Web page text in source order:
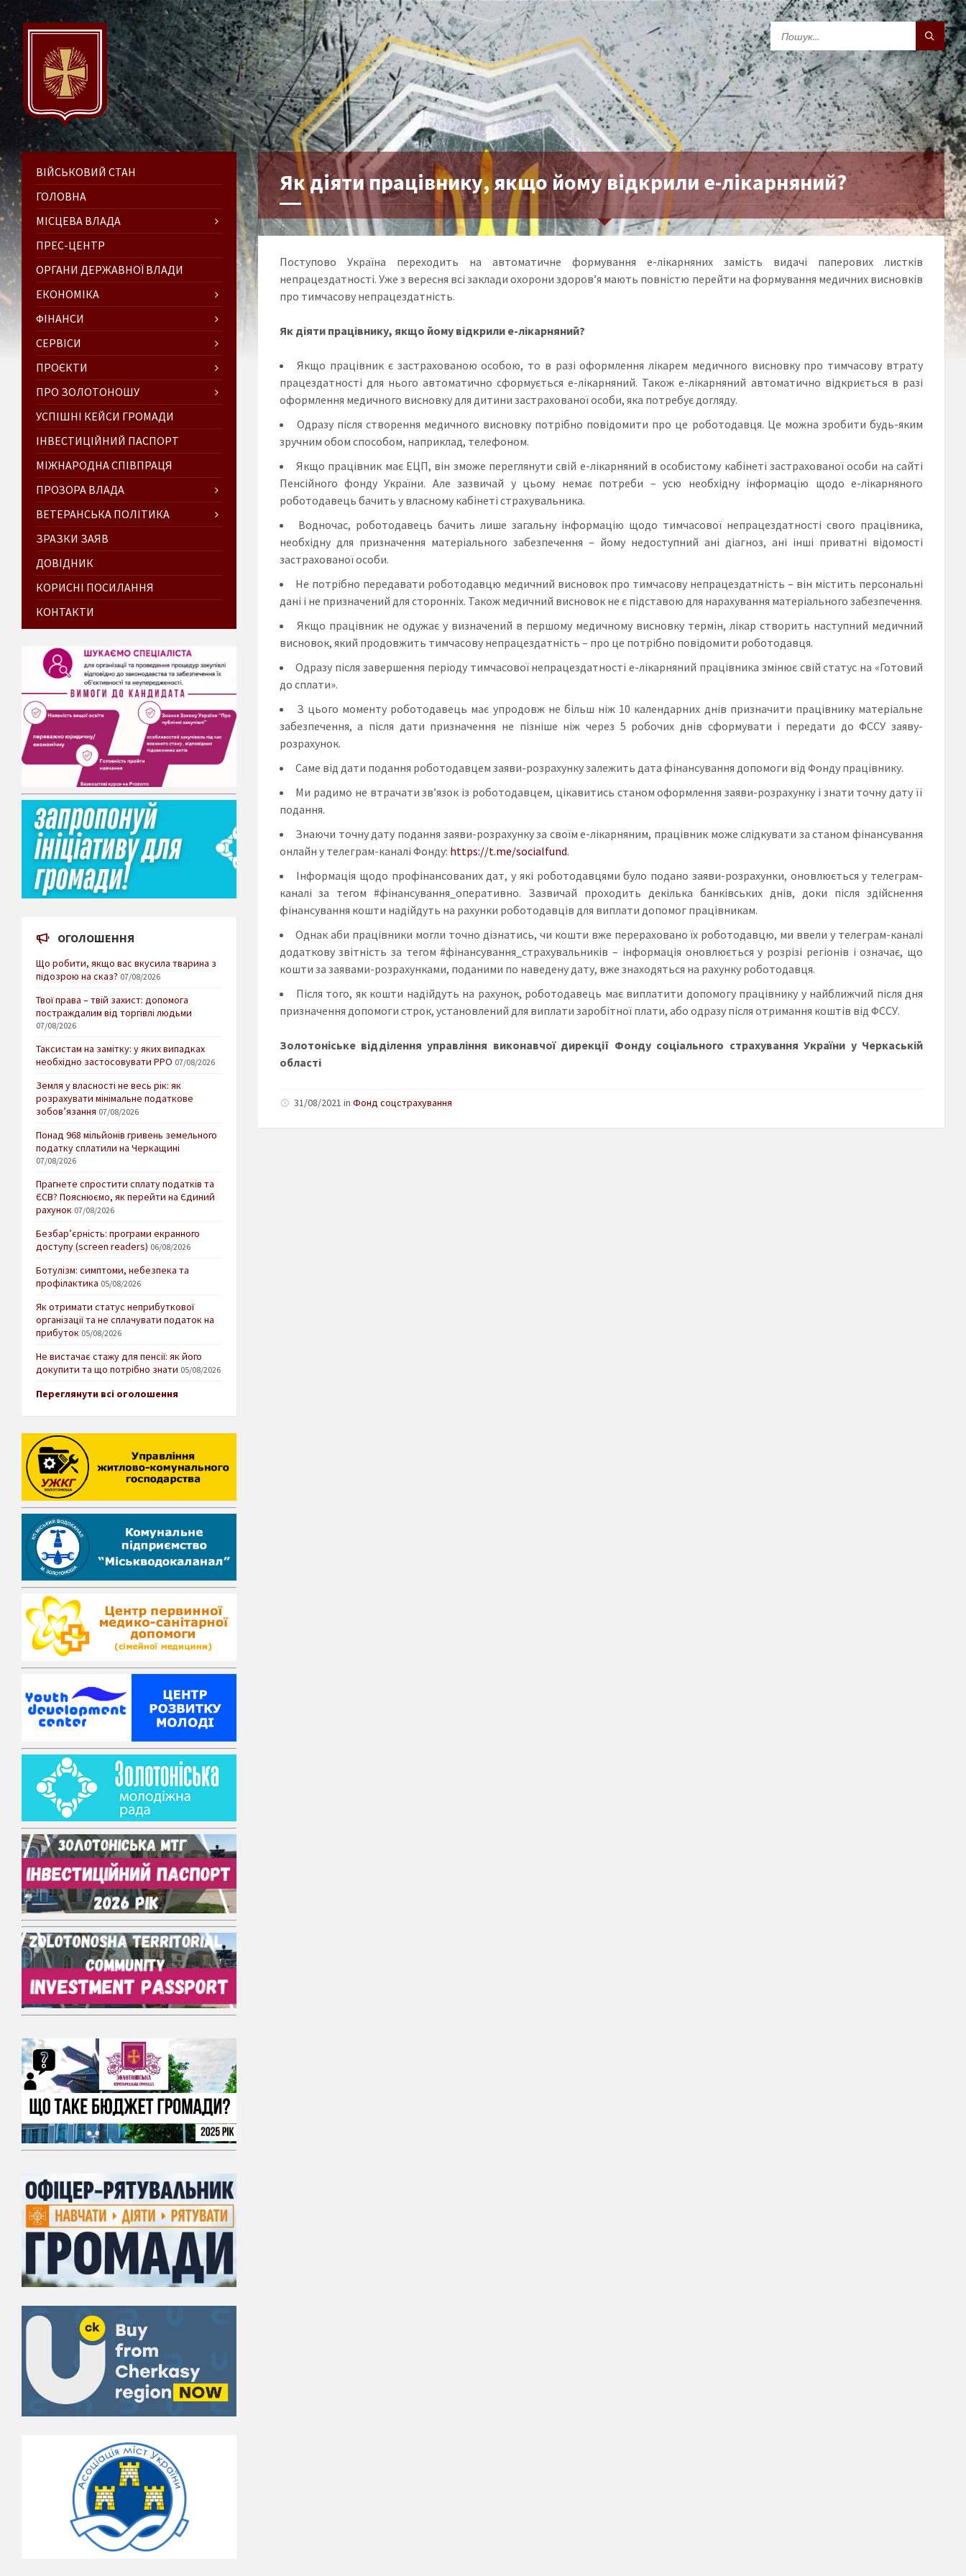
Як діяти працівнику, якщо йому відкрили е-лікарняний?
Поступово Україна переходить на автоматичне формування е-лікарняних замість видачі паперових листків
непрацездатності. Уже з вересня всі заклади охорони здоров’я мають повністю перейти на формування медичних висновків
про тимчасову непрацездатність.
Як діяти працівнику, якщо йому відкрили е-лікарняний?
Якщо працівник є застрахованою особою, то в разі оформлення лікарем медичного висновку про тимчасову втрату
працездатності для нього автоматично сформується е-лікарняний. Також е-лікарняний автоматично відкриється в разі
оформлення медичного висновку для дитини застрахованої особи, яка потребує догляду.
Одразу після створення медичного висновку потрібно повідомити про це роботодавця. Це можна зробити будь-яким
зручним обом способом, наприклад, телефоном.
Якщо працівник має ЕЦП, він зможе переглянути свій е-лікарняний в особистому кабінеті застрахованої особи на сайті
Пенсійного фонду України. Але зазвичай у цьому немає потреби – усю необхідну інформацію щодо е-лікарняного
роботодавець бачить у власному кабінеті страхувальника.
Водночас, роботодавець бачить лише загальну інформацію щодо тимчасової непрацездатності свого працівника,
необхідну для призначення матеріального забезпечення – йому недоступний ані діагноз, ані інші приватні відомості
застрахованої особи.
Не потрібно передавати роботодавцю медичний висновок про тимчасову непрацездатність – він містить персональні
дані і не призначений для сторонніх. Також медичний висновок не є підставою для нарахування матеріального забезпечення.
Якщо працівник не одужає у визначений в першому медичному висновку термін, лікар створить наступний медичний
висновок, який продовжить тимчасову непрацездатність – про це потрібно повідомити роботодавця.
Одразу після завершення періоду тимчасової непрацездатності е-лікарняний працівника змінює свій статус на «Готовий
до сплати».
З цього моменту роботодавець має упродовж не більш ніж 10 календарних днів призначити працівнику матеріальне
забезпечення, а після дати призначення не пізніше ніж через 5 робочих днів сформувати і передати до ФССУ заяву-
розрахунок.
Саме від дати подання роботодавцем заяви-розрахунку залежить дата фінансування допомоги від Фонду працівнику.
Ми радимо не втрачати зв’язок із роботодавцем, цікавитись станом оформлення заяви-розрахунку і знати точну дату її
подання.
Знаючи точну дату подання заяви-розрахунку за своїм е-лікарняним, працівник може слідкувати за станом фінансування
онлайн у телеграм-каналі Фонду: https://t.me/socialfund.
Інформація щодо профінансованих дат, у які роботодавцями було подано заяви-розрахунки, оновлюється у телеграм-
каналі за тегом #фінансування_оперативно. Зазвичай проходить декілька банківських днів, доки після здійснення
фінансування кошти надійдуть на рахунки роботодавців для виплати допомог працівникам.
Однак аби працівники могли точно дізнатись, чи кошти вже перераховано їх роботодавцю, ми ввели у телеграм-каналі
додаткову звітність за тегом #фінансування_страхувальників – інформація оновлюється у розрізі регіонів і означає, що
кошти за заявами-розрахунками, поданими по наведену дату, вже знаходяться на рахунку роботодавця.
Після того, як кошти надійдуть на рахунок, роботодавець має виплатити допомогу працівнику у найближчий після дня
призначення допомоги строк, установлений для виплати заробітної плати, або одразу після отримання коштів від ФССУ.
Золотоніське відділення управління виконавчої дирекції Фонду соціального страхування України у Черкаській
області
31/08/2021 in Фонд соцстрахування
ВІЙСЬКОВИЙ СТАН
ГОЛОВНА
МІСЦЕВА ВЛАДА
ПРЕС-ЦЕНТР
ОРГАНИ ДЕРЖАВНОЇ ВЛАДИ
ЕКОНОМІКА
ФІНАНСИ
СЕРВІСИ
ПРОЄКТИ
ПРО ЗОЛОТОНОШУ
УСПІШНІ КЕЙСИ ГРОМАДИ
ІНВЕСТИЦІЙНИЙ ПАСПОРТ
МІЖНАРОДНА СПІВПРАЦЯ
ПРОЗОРА ВЛАДА
ВЕТЕРАНСЬКА ПОЛІТИКА
ЗРАЗКИ ЗАЯВ
ДОВІДНИК
КОРИСНІ ПОСИЛАННЯ
КОНТАКТИ
ОГОЛОШЕННЯ
Що робити, якщо вас вкусила тварина з
підозрою на сказ? 07/08/2026
Твої права – твій захист: допомога
постраждалим від торгівлі людьми
07/08/2026
Таксистам на замітку: у яких випадках
необхідно застосовувати РРО 07/08/2026
Земля у власності не весь рік: як
розрахувати мінімальне податкове
зобов’язання 07/08/2026
Понад 968 мільйонів гривень земельного
податку сплатили на Черкащині
07/08/2026
Прагнете спростити сплату податків та
ЄСВ? Пояснюємо, як перейти на Єдиний
рахунок 07/08/2026
Безбар’єрність: програми екранного
доступу (screen readers) 06/08/2026
Ботулізм: симптоми, небезпека та
профілактика 05/08/2026
Як отримати статус неприбуткової
організації та не сплачувати податок на
прибуток 05/08/2026
Не вистачає стажу для пенсії: як його
докупити та що потрібно знати 05/08/2026
Переглянути всі оголошення